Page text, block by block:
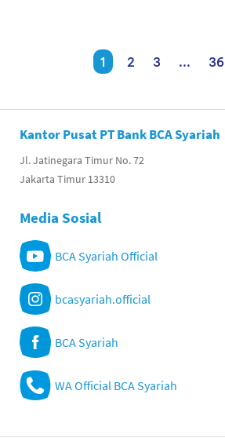
1 2 3 ... 36
Kantor Pusat PT Bank BCA Syariah
Jl. Jatinegara Timur No. 72
Jakarta Timur 13310
Media Sosial
BCA Syariah Official
bcasyariah.official
BCA Syariah
WA Official BCA Syariah